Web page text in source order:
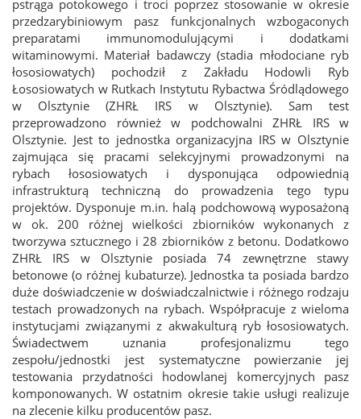
pstrąga potokowego i troci poprzez stosowanie w okresie
przedzarybiniowym pasz funkcjonalnych wzbogaconych
preparatami immunomodulującymi i dodatkami
witaminowymi. Materiał badawczy (stadia młodociane ryb
łososiowatych) pochodził z Zakładu Hodowli Ryb
Łososiowatych w Rutkach Instytutu Rybactwa Śródlądowego
w Olsztynie (ZHRŁ IRS w Olsztynie). Sam test
przeprowadzono również w podchowalni ZHRŁ IRS w
Olsztynie. Jest to jednostka organizacyjna IRS w Olsztynie
zajmująca się pracami selekcyjnymi prowadzonymi na
rybach łososiowatych i dysponująca odpowiednią
infrastrukturą techniczną do prowadzenia tego typu
projektów. Dysponuje m.in. halą podchowową wyposażoną
w ok. 200 różnej wielkości zbiorników wykonanych z
tworzywa sztucznego i 28 zbiorników z betonu. Dodatkowo
ZHRŁ IRS w Olsztynie posiada 74 zewnętrzne stawy
betonowe (o różnej kubaturze). Jednostka ta posiada bardzo
duże doświadczenie w doświadczalnictwie i różnego rodzaju
testach prowadzonych na rybach. Współpracuje z wieloma
instytucjami związanymi z akwakulturą ryb łososiowatych.
Świadectwem uznania profesjonalizmu tego
zespołu/jednostki jest systematyczne powierzanie jej
testowania przydatności hodowlanej komercyjnych pasz
komponowanych. W ostatnim okresie takie usługi realizuje
na zlecenie kilku producentów pasz.